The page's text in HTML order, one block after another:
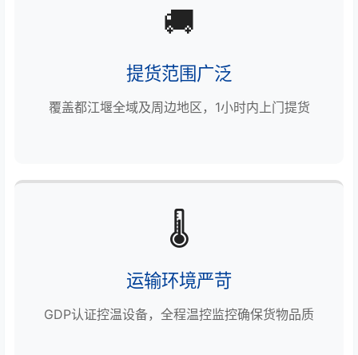
🚚
提货范围广泛
覆盖都江堰全域及周边地区，1小时内上门提货
🌡️
运输环境严苛
GDP认证控温设备，全程温控监控确保货物品质